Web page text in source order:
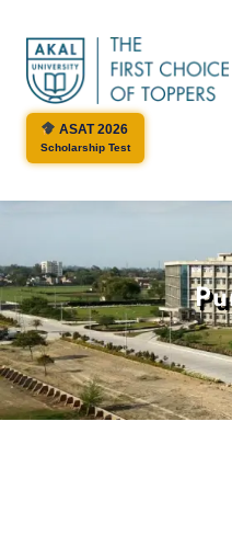
ASAT 2026
Scholarship Test